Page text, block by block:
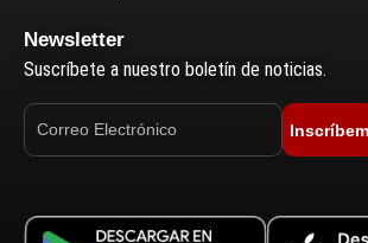
Newsletter
Suscríbete a nuestro boletín de noticias.